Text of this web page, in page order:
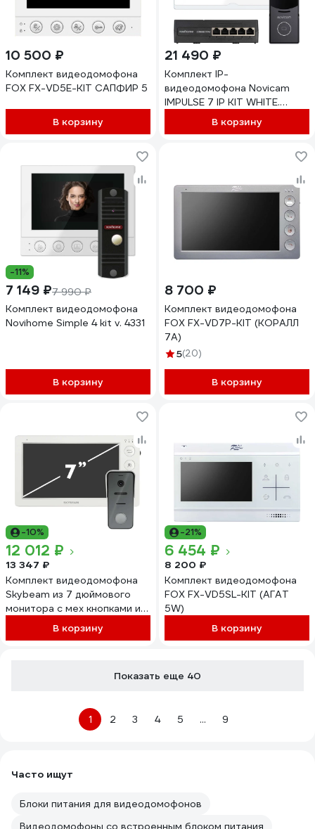
10 500 ₽
Комплект видеодомофона
FOX FX-VD5E-KIT САПФИР 5
В корзину
21 490 ₽
Комплект IP-
видеодомофона Novicam
IMPULSE 7 IP KIT WHITE.
Сенсорный видеодомофон,
вызывная панель со
коммутатор. Поддержка SIP.
Приложение Smart Life 4645
В корзину
-11%
7 149 ₽7 990 ₽
Комплект видеодомофона
Novihome Simple 4 kit v. 4331
В корзину
8 700 ₽
Комплект видеодомофона
FOX FX-VD7P-KIT (КОРАЛЛ
7A)
5(20)
В корзину
-10%
12 012 ₽
13 347 ₽
Комплект видеодомофона
Skybeam из 7 дюймового
монитора с мех кнопками и
вызывной панели, белый
(94705MA+94208-600TVLW
В корзину
-21%
6 454 ₽
8 200 ₽
Комплект видеодомофона
FOX FX-VD5SL-KIT (АГАТ
5W)
В корзину
Показать еще 40
1 2 3 4 5 ... 9
Часто ищут
Блоки питания для видеодомофонов
Видеодомофоны со встроенным блоком питания